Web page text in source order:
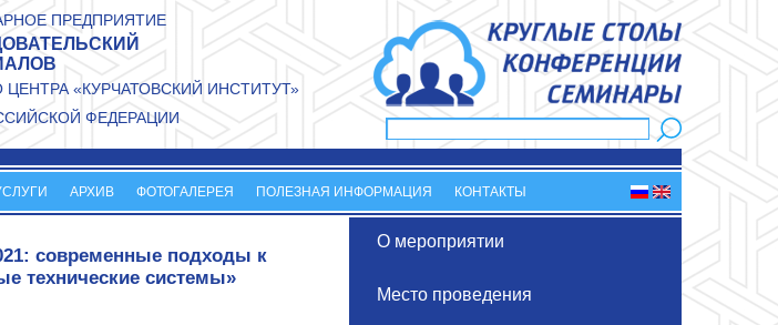
ПРЕДПРИЯТИЕ
«КУРЧАТОВСКИЙ ИНСТИТУТ»
ФЕДЕРАЦИИ
Форма поиска
АРХИВ ФОТОГАЛЕРЕЯ ПОЛЕЗНАЯ ИНФОРМАЦИЯ КОНТАКТЫ
О мероприятии
Место проведения
современные подходы к
технические системы»